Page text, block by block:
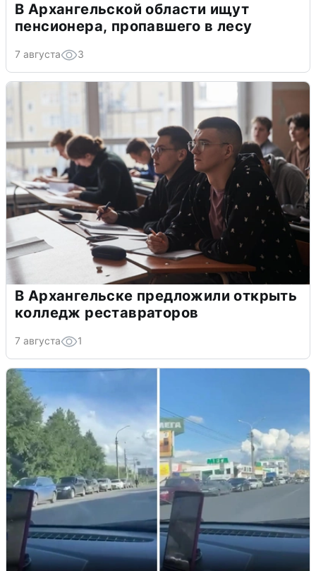
В Архангельской области ищут
пенсионера, пропавшего в лесу
7 августа 3
В Архангельске предложили открыть
колледж реставраторов
7 августа 1